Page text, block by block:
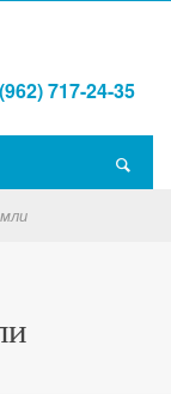
717-24-35